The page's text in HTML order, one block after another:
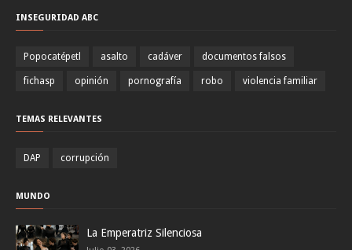
INSEGURIDAD ABC
Popocatépetl asalto cadáver documentos falsos
fichasp opinión pornografía robo violencia familiar
TEMAS RELEVANTES
DAP corrupción
MUNDO
La Emperatriz Silenciosa